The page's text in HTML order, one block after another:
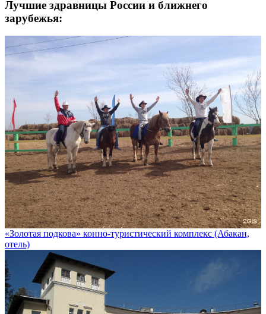
Лучшие здравницы России и ближнего
зарубежья:
«Золотая подкова» конно-туристический комплекс (Абакан,
отель)